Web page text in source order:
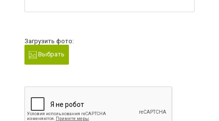
Загрузить фото:
Выбрать